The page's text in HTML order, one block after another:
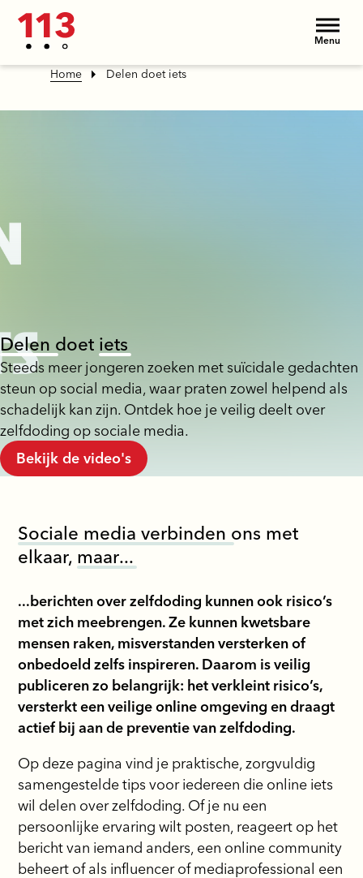
Menu
Home Delen doet iets
Delen doet iets
Steeds meer jongeren zoeken met suïcidale gedachten
steun op social media, waar praten zowel helpend als
schadelijk kan zijn. Ontdek hoe je veilig deelt over
zelfdoding op sociale media.
Bekijk de video's
Sociale media verbinden ons met
elkaar, maar...
...berichten over zelfdoding kunnen ook risico’s
met zich meebrengen. Ze kunnen kwetsbare
mensen raken, misverstanden versterken of
onbedoeld zelfs inspireren. Daarom is veilig
publiceren zo belangrijk: het verkleint risico’s,
versterkt een veilige online omgeving en draagt
actief bij aan de preventie van zelfdoding.
Op deze pagina vind je praktische, zorgvuldig
samengestelde tips voor iedereen die online iets
wil delen over zelfdoding. Of je nu een
persoonlijke ervaring wilt posten, reageert op het
bericht van iemand anders, een online community
beheert of als influencer of mediaprofessional een